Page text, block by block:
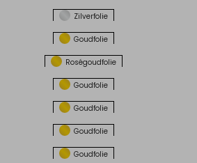
Zilverfolie
Goudfolie
Roségoudfolie
Goudfolie
Goudfolie
Goudfolie
Goudfolie